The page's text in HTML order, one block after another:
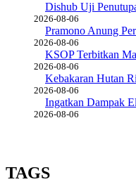
Dishub Uji
2026-08-06
Pramono Anung
2026-08-06
KSOP Terbitkan
2026-08-06
Kebakaran Hutan
2026-08-06
Ingatkan Dampak
2026-08-06
TAGS